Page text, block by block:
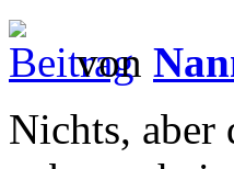
von
Nichts, aber